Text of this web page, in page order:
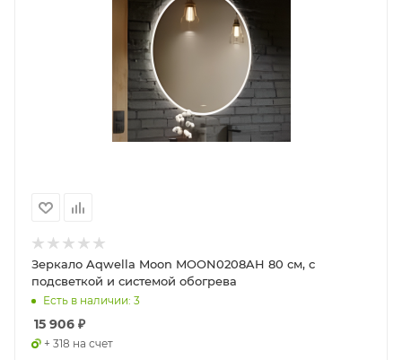
Зеркало Aqwella Moon MOON0208AH 80 см, с
подсветкой и системой обогрева
Есть в наличии: 3
15 906 ₽
+ 318 на счет